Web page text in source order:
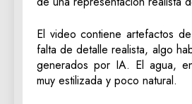
El video contiene artefactos
falta de detalle realista, algo
generados por IA. El agua,
muy estilizada y poco natural.